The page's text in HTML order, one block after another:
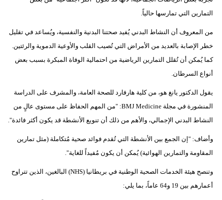
التمارين التي تمارسها حالياً.
من المعروف أن النشاط البدني يُفيد صحتنا البدنية والنفسية، ويُساعد في تقليل
خطر الإصابة بالعديد من الأمراض التي تُصيب القلب والأوعية الدموية والرئتين.
كما يُمكن أن تُقلل التمارين الرياضية من احتمالية الوفاة المبكرة بسبب بعض
أنواع السرطان.
يقول الدكتور يانغ هو، من كلية هارفارد للصحة العامة، والمشرف على الدراسة
المنشورة في مجلة BMJ Medicine: "من المهم الحفاظ على مستوى عالٍ من
النشاط البدني الإجمالي، والأهم من ذلك أن تنويع الأنشطة قد يكون أكثر فائدة".
وأضاف: "إن الجمع بين الأنشطة التي تُقدم فوائد صحية مُتكاملة (مثل تمارين
المقاومة والتمارين الهوائية) يُمكن أن يكون مُفيداً للغاية".
وتنصح هيئة الخدمات الصحية الوطنية في بريطانيا (NHS) البالغين، الذين تتراوح
أعمارهم بين 19 و64 عاماً، بما يلي: